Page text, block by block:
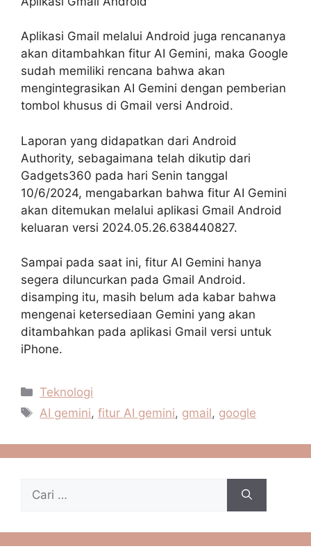
Aplikasi Gmail melalui Android juga rencananya
akan ditambahkan fitur AI Gemini, maka Google
sudah memiliki rencana bahwa akan
mengintegrasikan AI Gemini dengan pemberian
tombol khusus di Gmail versi Android.
Laporan yang didapatkan dari Android
Authority, sebagaimana telah dikutip dari
Gadgets360 pada hari Senin tanggal
10/6/2024, mengabarkan bahwa fitur AI Gemini
akan ditemukan melalui aplikasi Gmail Android
keluaran versi 2024.05.26.638440827.
Sampai pada saat ini, fitur AI Gemini hanya
segera diluncurkan pada Gmail Android.
disamping itu, masih belum ada kabar bahwa
mengenai ketersediaan Gemini yang akan
ditambahkan pada aplikasi Gmail versi untuk
iPhone.
Kategori
Teknologi
Tag
AI gemini,fitur AI gemini, gmail, google
Cari